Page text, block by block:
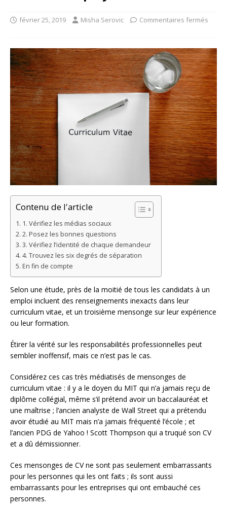
février 25, 2019 Misha Serovic Commentaires fermés
Contenu de l'article
1. Vérifiez les médias sociaux
2. Posez les bonnes questions
3. Vérifiez l’identité de chaque demandeur
4. Trouvez les six degrés de séparation
En fin de compte
Selon une étude, près de la moitié de tous les candidats à un
emploi incluent des renseignements inexacts dans leur
curriculum vitae, et un troisième mensonge sur leur expérience
ou leur formation.
Étirer la vérité sur les responsabilités professionnelles peut
sembler inoffensif, mais ce n’est pas le cas.
Considérez ces cas très médiatisés de mensonges de
curriculum vitae : il y a le doyen du MIT qui n’a jamais reçu de
diplôme collégial, même s’il prétend avoir un baccalauréat et
une maîtrise ; l’ancien analyste de Wall Street qui a prétendu
avoir étudié au MIT mais n’a jamais fréquenté l’école ; et
l’ancien PDG de Yahoo ! Scott Thompson qui a truqué son CV
et a dû démissionner.
Ces mensonges de CV ne sont pas seulement embarrassants
pour les personnes qui les ont faits ; ils sont aussi
embarrassants pour les entreprises qui ont embauché ces
personnes.